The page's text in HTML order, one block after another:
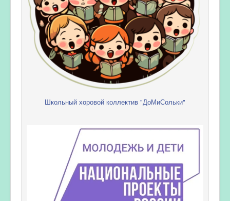
Школьный хоровой коллектив "ДоМиСольки"